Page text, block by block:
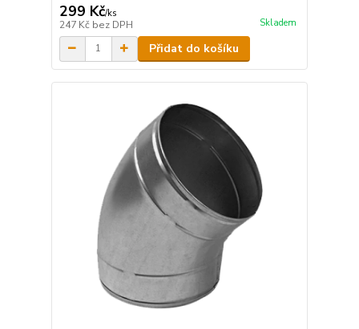
299 Kč/ks
247 Kč bez DPH Skladem
Přidat do košíku